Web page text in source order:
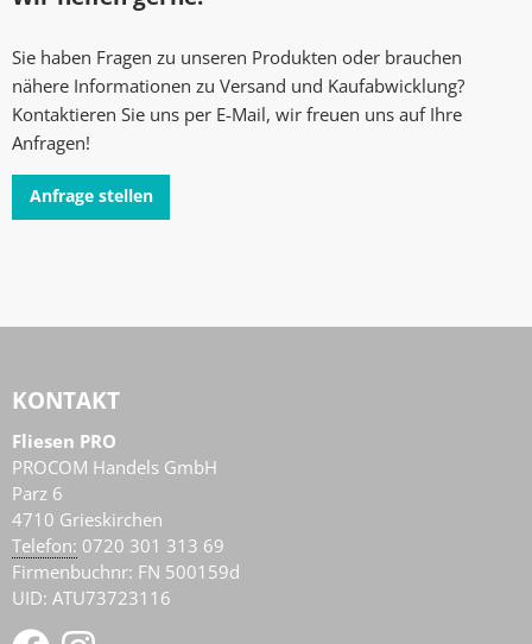
Sie haben Fragen zu unseren Produkten oder brauchen
nähere Informationen zu Versand und Kaufabwicklung?
Kontaktieren Sie uns per E-Mail, wir freuen uns auf Ihre
Anfragen!
Anfrage stellen
KONTAKT
Fliesen PRO
PROCOM Handels GmbH
Parz 6
4710 Grieskirchen
AT
Telefon: 0720 301 313 69
Firmenbuchnr: FN 500159d
UID: ATU73723116